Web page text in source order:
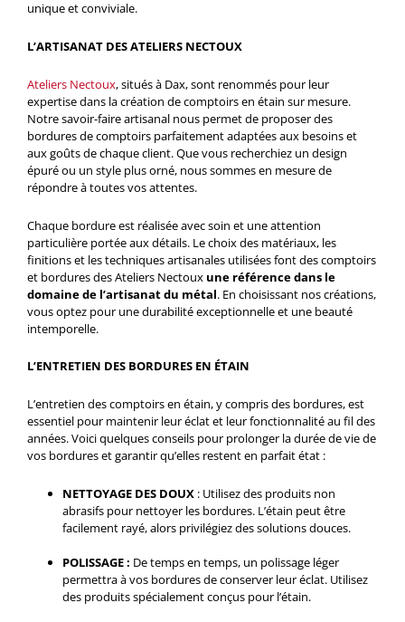
unique et conviviale.
L’ARTISANAT DES ATELIERS NECTOUX
Ateliers Nectoux, situés à Dax, sont renommés pour leur
expertise dans la création de comptoirs en étain sur mesure.
Notre savoir-faire artisanal nous permet de proposer des
bordures de comptoirs parfaitement adaptées aux besoins et
aux goûts de chaque client. Que vous recherchiez un design
épuré ou un style plus orné, nous sommes en mesure de
répondre à toutes vos attentes.
Chaque bordure est réalisée avec soin et une attention
particulière portée aux détails. Le choix des matériaux, les
finitions et les techniques artisanales utilisées font des comptoirs
et bordures des Ateliers Nectoux une référence dans le
domaine de l’artisanat du métal. En choisissant nos créations,
vous optez pour une durabilité exceptionnelle et une beauté
intemporelle.
L’ENTRETIEN DES BORDURES EN ÉTAIN
L’entretien des comptoirs en étain, y compris des bordures, est
essentiel pour maintenir leur éclat et leur fonctionnalité au fil des
années. Voici quelques conseils pour prolonger la durée de vie de
vos bordures et garantir qu’elles restent en parfait état :
NETTOYAGE DES DOUX : Utilisez des produits non
abrasifs pour nettoyer les bordures. L’étain peut être
facilement rayé, alors privilégiez des solutions douces.
POLISSAGE : De temps en temps, un polissage léger
permettra à vos bordures de conserver leur éclat. Utilisez
des produits spécialement conçus pour l’étain.